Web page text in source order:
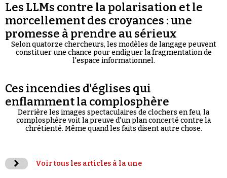
Les LLMs contre la polarisation et le
morcellement des croyances : une
promesse à prendre au sérieux
Selon quatorze chercheurs, les modèles de langage peuvent
constituer une chance pour endiguer la fragmentation de
l'espace informationnel.
Ces incendies d'églises qui
enflamment la complosphère
Derrière les images spectaculaires de clochers en feu, la
complosphère voit la preuve d'un plan concerté contre la
chrétienté. Même quand les faits disent autre chose.
Voir tous les articles à la une